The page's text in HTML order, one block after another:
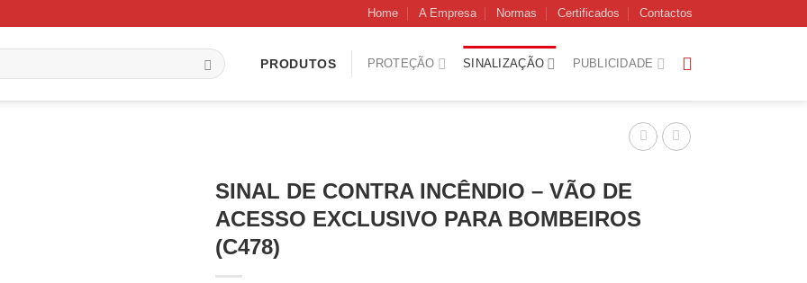
Home A Empresa Normas Certificados Contactos
PRODUTOS PROTEÇÃO SINALIZAÇÃO PUBLICIDADE
SINAL DE CONTRA INCÊNDIO – VÃO DE
ACESSO EXCLUSIVO PARA BOMBEIROS
(C478)